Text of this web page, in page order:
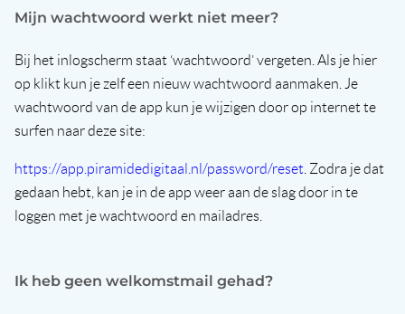
Mijn wachtwoord werkt niet meer?
Bij het inlogscherm staat ‘wachtwoord’ vergeten. Als je hier
op klikt kun je zelf een nieuw wachtwoord aanmaken. Je
wachtwoord van de app kun je wijzigen door op internet te
surfen naar deze site:
https://app.piramidedigitaal.nl/password/reset. Zodra je dat
gedaan hebt, kan je in de app weer aan de slag door in te
loggen met je wachtwoord en mailadres.
Ik heb geen welkomstmail gehad?